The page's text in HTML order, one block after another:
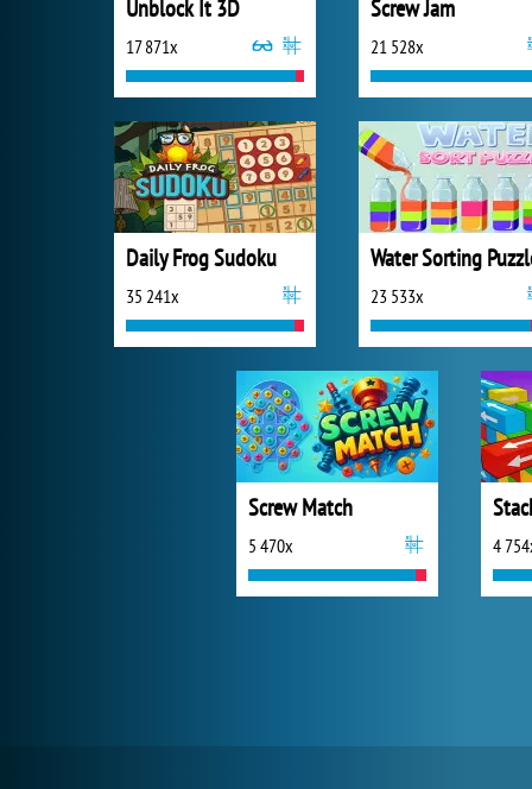
Unblock It 3D
17 871x
Screw Jam
21 528x
Daily Frog Sudoku
35 241x
Water Sorting
23 533x
Screw Match
5 470x 4